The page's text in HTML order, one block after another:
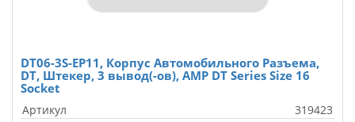
DT06-3S-EP11, Корпус Автомобильного Разъема,
DT, Штекер, 3 вывод(-ов), AMP DT Series Size 16
Socket
Артикул
319423